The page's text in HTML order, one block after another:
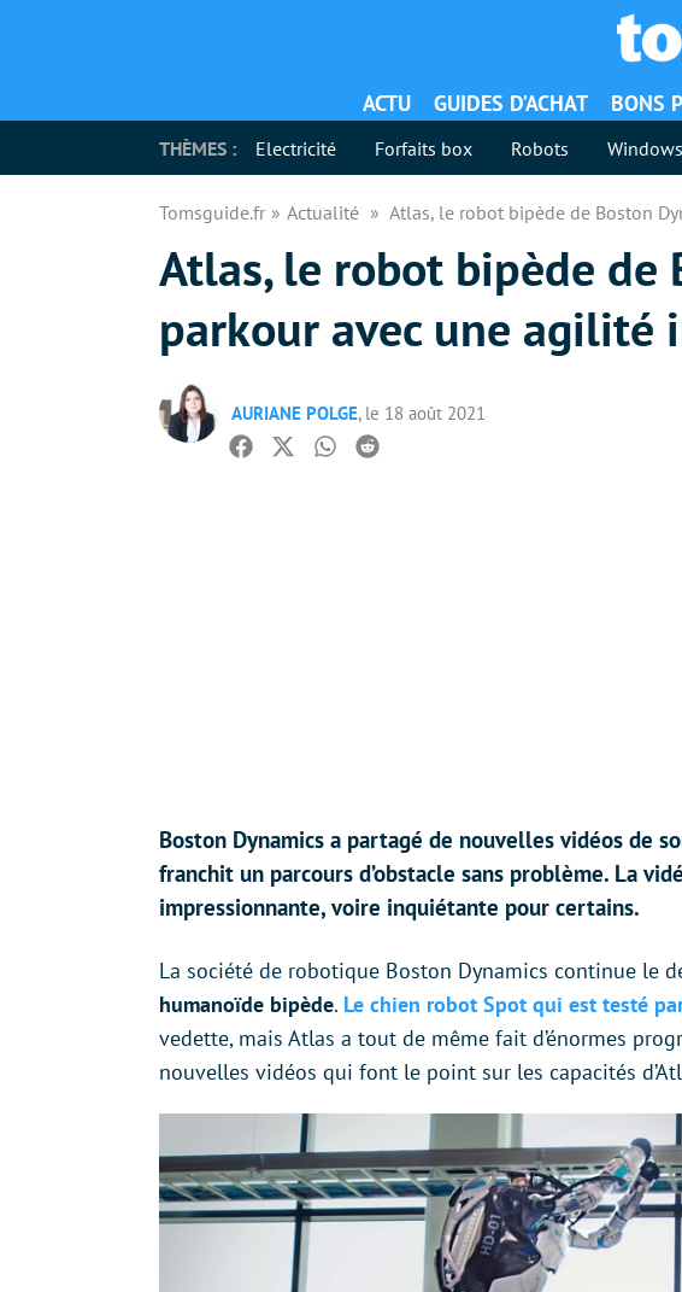
ACTU GUIDES D’ACHAT BONS
THÈMES : Electricité Forfaits box Robots Windows
Tomsguide.fr Actualité Atlas, le robot bipède de Boston
Atlas, le robot bipède de
parkour avec une agilité
AURIANE POLGE, le 18 août 2021
Facebook
TwitterWhatsapp
Reddit
Boston Dynamics a partagé de nouvelles vidéos de
franchit un parcours d’obstacle sans problème. La
impressionnante, voire inquiétante pour certains.
La société de robotique Boston Dynamics continue le
humanoïde bipède. Le chien robot Spot qui est testé
vedette, mais Atlas a tout de même fait d’énormes
nouvelles vidéos qui font le point sur les capacités